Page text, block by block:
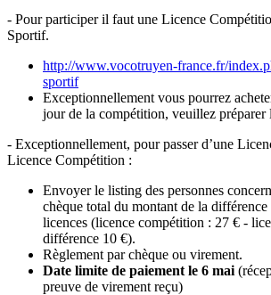
- Pour participer il faut une Licence
Sportif.
http://www.vocotruyen-france.fr/
sportif
Exceptionnellement vous pourrez
jour de la compétition, veuillez préparer
- Exceptionnellement, pour passer d’une
Licence Compétition :
Envoyer le listing des personnes
chèque total du montant de la différence
licences (licence compétition : 27 € -
différence 10 €).
Règlement par chèque ou virement.
Date limite de paiement le 6 mai
preuve de virement reçu)